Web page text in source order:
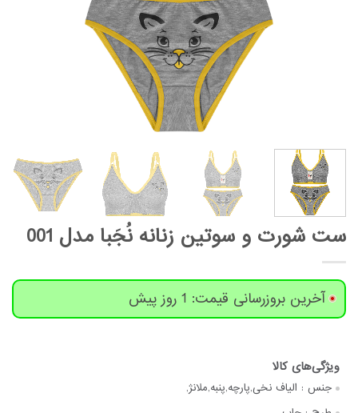
ست شورت و سوتین زنانه نُجَبا مدل 001
آخرین بروزرسانی قیمت: 1 روز پیش
جنس : الیاف نخی,پارچه,پنبه,ملانژ,